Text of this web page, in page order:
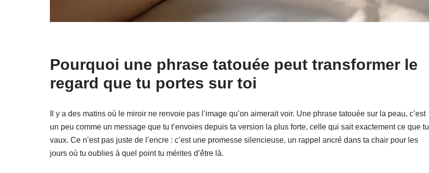
Pourquoi une phrase tatouée peut transformer le
regard que tu portes sur toi
Il y a des matins où le miroir ne renvoie pas l’image qu’on aimerait voir. Une phrase tatouée sur la peau, c’est
un peu comme un message que tu t’envoies depuis ta version la plus forte, celle qui sait exactement ce que tu
vaux. Ce n’est pas juste de l’encre : c’est une promesse silencieuse, un rappel ancré dans ta chair pour les
jours où tu oublies à quel point tu mérites d’être là.